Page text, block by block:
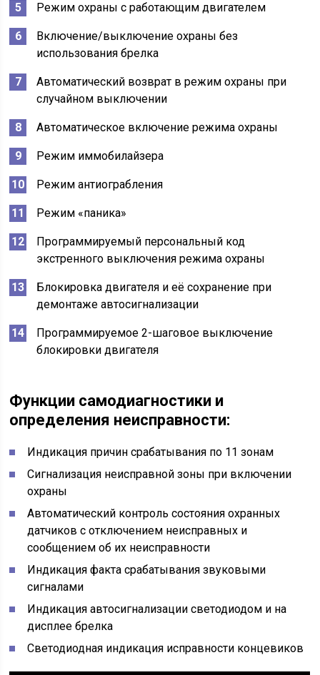
Режим охраны с работающим двигателем
Включение/выключение охраны без
использования брелка
Автоматический возврат в режим охраны при
случайном выключении
Автоматическое включение режима охраны
Режим иммобилайзера
Режим антиограбления
Режим «паника»
Программируемый персональный код
экстренного выключения режима охраны
Блокировка двигателя и её сохранение при
демонтаже автосигнализации
Программируемое 2-шаговое выключение
блокировки двигателя
Функции самодиагностики и
определения неисправности:
Индикация причин срабатывания по 11 зонам
Сигнализация неисправной зоны при включении
охраны
Автоматический контроль состояния охранных
датчиков с отключением неисправных и
сообщением об их неисправности
Индикация факта срабатывания звуковыми
сигналами
Индикация автосигнализации светодиодом и на
дисплее брелка
Светодиодная индикация исправности концевиков